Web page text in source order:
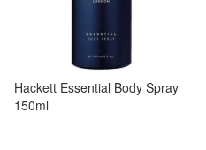
Hackett Essential Body Spray
150ml